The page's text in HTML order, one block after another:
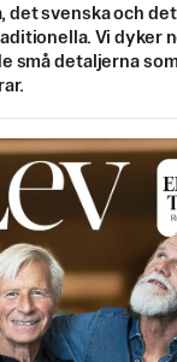
det svenska och
Vi dyker
små detaljerna